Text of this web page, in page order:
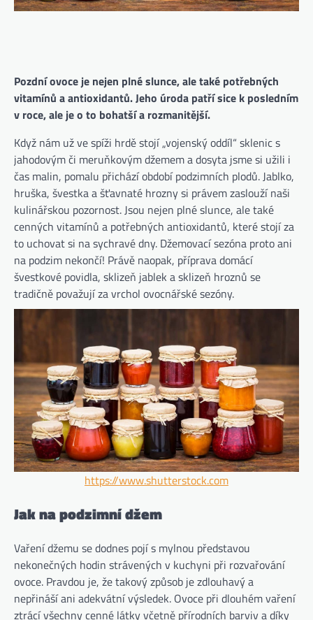
Pozdní ovoce je nejen plné slunce, ale také potřebných
vitamínů a antioxidantů. Jeho úroda patří sice k posledním
v roce, ale je o to bohatší a rozmanitější.
Když nám už ve spíži hrdě stojí „vojenský oddíl“ sklenic s
jahodovým či meruňkovým džemem a dosyta jsme si užili i
čas malin, pomalu přichází období podzimních plodů. Jablko,
hruška, švestka a šťavnaté hrozny si právem zaslouží naši
kulinářskou pozornost. Jsou nejen plné slunce, ale také
cenných vitamínů a potřebných antioxidantů, které stojí za
to uchovat si na sychravé dny. Džemovací sezóna proto ani
na podzim nekončí! Právě naopak, příprava domácí
švestkové povidla, sklizeň jablek a sklizeň hroznů se
tradičně považují za vrchol ovocnářské sezóny.
https://www.shutterstock.com
Jak na podzimní džem
Vaření džemu se dodnes pojí s mylnou představou
nekonečných hodin strávených v kuchyni při rozvařování
ovoce. Pravdou je, že takový způsob je zdlouhavý a
nepřináší ani adekvátní výsledek. Ovoce při dlouhém vaření
ztrácí všechny cenné látky včetně přírodních barviv a díky